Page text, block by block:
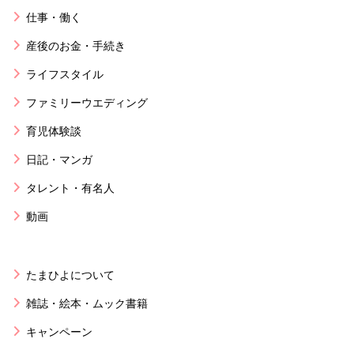
仕事・働く
産後のお金・手続き
ライフスタイル
ファミリーウエディング
育児体験談
日記・マンガ
タレント・有名人
動画
たまひよについて
雑誌・絵本・ムック書籍
キャンペーン